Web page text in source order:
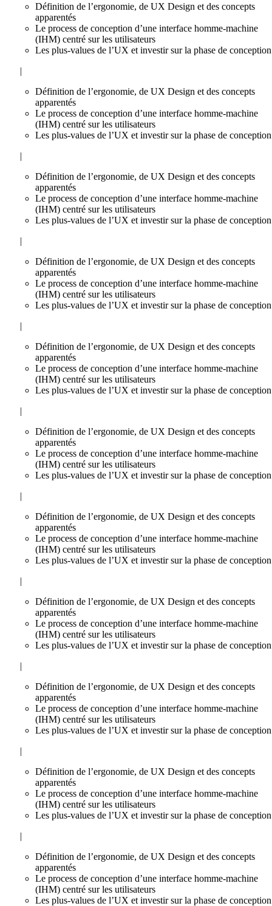
Définition de l’ergonomie, de UX Design et des concepts
apparentés
Le process de conception d’une interface homme-machine
(IHM) centré sur les utilisateurs
Les plus-values de l’UX et investir sur la phase de conception
|
Définition de l’ergonomie, de UX Design et des concepts
apparentés
Le process de conception d’une interface homme-machine
(IHM) centré sur les utilisateurs
Les plus-values de l’UX et investir sur la phase de conception
|
Définition de l’ergonomie, de UX Design et des concepts
apparentés
Le process de conception d’une interface homme-machine
(IHM) centré sur les utilisateurs
Les plus-values de l’UX et investir sur la phase de conception
|
Définition de l’ergonomie, de UX Design et des concepts
apparentés
Le process de conception d’une interface homme-machine
(IHM) centré sur les utilisateurs
Les plus-values de l’UX et investir sur la phase de conception
|
Définition de l’ergonomie, de UX Design et des concepts
apparentés
Le process de conception d’une interface homme-machine
(IHM) centré sur les utilisateurs
Les plus-values de l’UX et investir sur la phase de conception
|
Définition de l’ergonomie, de UX Design et des concepts
apparentés
Le process de conception d’une interface homme-machine
(IHM) centré sur les utilisateurs
Les plus-values de l’UX et investir sur la phase de conception
|
Définition de l’ergonomie, de UX Design et des concepts
apparentés
Le process de conception d’une interface homme-machine
(IHM) centré sur les utilisateurs
Les plus-values de l’UX et investir sur la phase de conception
|
Définition de l’ergonomie, de UX Design et des concepts
apparentés
Le process de conception d’une interface homme-machine
(IHM) centré sur les utilisateurs
Les plus-values de l’UX et investir sur la phase de conception
|
Définition de l’ergonomie, de UX Design et des concepts
apparentés
Le process de conception d’une interface homme-machine
(IHM) centré sur les utilisateurs
Les plus-values de l’UX et investir sur la phase de conception
|
Définition de l’ergonomie, de UX Design et des concepts
apparentés
Le process de conception d’une interface homme-machine
(IHM) centré sur les utilisateurs
Les plus-values de l’UX et investir sur la phase de conception
|
Définition de l’ergonomie, de UX Design et des concepts
apparentés
Le process de conception d’une interface homme-machine
(IHM) centré sur les utilisateurs
Les plus-values de l’UX et investir sur la phase de conception